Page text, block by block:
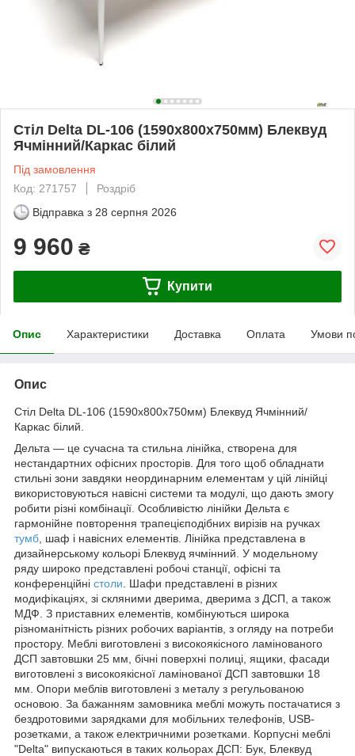
Стіл Delta DL-106 (1590х800х750мм) Блеквуд
Ячмінний/Каркас білий
Під замовлення
Код: 271757
Роздріб
Відправка з 28 серпня 2026
9 960 ₴
Купити
Опис Характеристики Доставка Оплата Умови
Опис
Стіл Delta DL-106 (1590х800х750мм) Блеквуд Ячмінний/
Каркас білий.
Дельта — це сучасна та стильна лінійка, створена для
нестандартних офісних просторів. Для того щоб обладнати
стильні зони завдяки неординарним елементам у цій лінійці
використовуються навісні системи та модулі, що дають змогу
робити різні комбінації. Особливістю лінійки Дельта є
гармонійне повторення трапецієподібних вирізів на ручках
тумб , шаф і навісних елементів. Лінійка представлена в
дизайнерському кольорі Блеквуд ячмінний. У модельному
ряду широко представлені робочі станції, офісні та
конференційні столи . Шафи представлені в різних
модифікаціях, зі скляними дверима, дверима з ДСП, а також
МДФ. З приставних елементів, комбінуються широка
різноманітність різних робочих варіантів, з огляду на потреби
простору. Меблі виготовлені з високоякісного ламінованого
ДСП завтовшки 25 мм, бічні поверхні полиці, ящики, фасади
виготовлені з високоякісної ламінованої ДСП завтовшки 18
мм. Опори меблів виготовлені з металу з регульованою
основою. За бажанням замовника меблі можуть постачатися з
бездротовими зарядками для мобільних телефонів, USB-
розетками, а також електричними розетками. Корпусні меблі
"Delta" випускаються в таких кольорах ДСП: Бук, Блеквуд